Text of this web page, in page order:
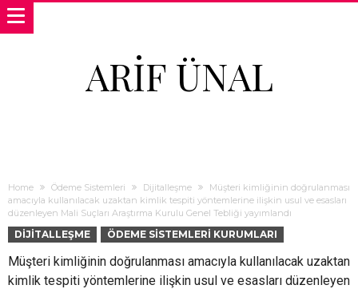
ARIF ÜNAL
Home Ödeme Sistemleri Dijitalleşme
Müşteri kimliğinin doğrulanması
amacıyla kullanılacak uzaktan kimlik tespiti yöntemlerine ilişkin usul ve esasları
düzenleyen Mali Suçları Araştırma Kurulu Genel Tebliği yayımlandı
DIJITALLEŞME ÖDEME SISTEMLERI KURUMLARI
Müşteri kimliğinin doğrulanması amacıyla kullanılacak uzaktan
kimlik tespiti yöntemlerine ilişkin usul ve esasları düzenleyen